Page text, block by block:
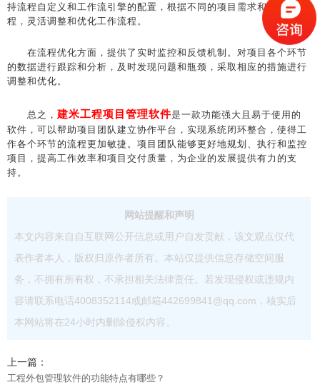
持流程自定义和工作流引擎的配置，根据不同的项目需求和业务流
程，灵活调整和优化工作流程。
在流程优化方面，提供了实时监控和反馈机制。对项目各个环节
的数据进行跟踪和分析，及时发现问题和瓶颈，采取相应的措施进行
调整和优化。
总之， 建米工程项目管理软件是一款功能强大且易于使用的
软件，可以帮助项目团队建立协作平台，实现系统闭环整合，使得工
作各个环节的流程更加敏捷。项目团队能够更好地规划、执行和监控
项目，提高工作效率和项目交付质量，为企业的发展提供有力的支
持。
网站提醒和声明
本文内容来自自互联网公开信息或用户自发贡献，该文观点仅代
表作者本人，版权归原作者所有。本站仅提供信息存储空间服
务，不拥有所有权，不承担相关法律责任。若发现侵权或违规内
容请联系电话4008352114或邮箱442699841@qq.com，核实后
本网站将在24小时内删除侵权内容。
上一篇：
工程外包管理软件的功能特点有哪些？